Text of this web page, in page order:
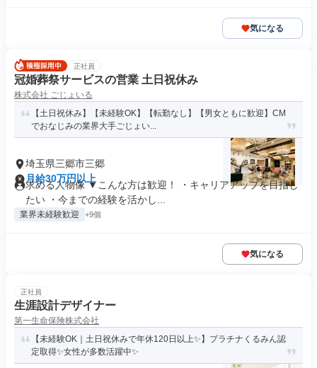
気になる
正社員
冠婚葬祭サービスの営業 土日祝休み
株式会社 ごじょいる
【土日祝休み】【未経験OK】【転勤なし】【男女ともに歓迎】CM
でおなじみの業界大手ごじょい...
埼玉県三郷市三郷
月給30万円以上
求める人物像 ▼こんな方は歓迎！ ・キャリアアップを目指し
たい ・今までの経験を活かし...
業界未経験歓迎 +9個
気になる
正社員
生涯設計デザイナー
第一生命保険株式会社
【未経験OK｜土日祝休みで年休120日以上✨】プラチナくるみん認
定取得✨女性が多数活躍中✨